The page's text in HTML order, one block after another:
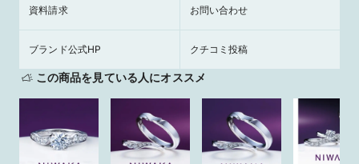
資料請求 お問い合わせ
ブランド公式HP クチコミ投稿
この商品を見ている人にオススメ